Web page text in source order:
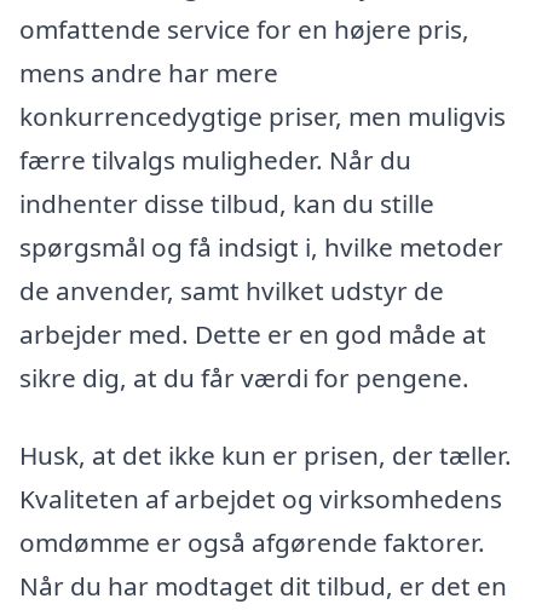
omfattende service for en højere pris,
mens andre har mere
konkurrencedygtige priser, men muligvis
færre tilvalgs muligheder. Når du
indhenter disse tilbud, kan du stille
spørgsmål og få indsigt i, hvilke metoder
de anvender, samt hvilket udstyr de
arbejder med. Dette er en god måde at
sikre dig, at du får værdi for pengene.
Husk, at det ikke kun er prisen, der tæller.
Kvaliteten af arbejdet og virksomhedens
omdømme er også afgørende faktorer.
Når du har modtaget dit tilbud, er det en